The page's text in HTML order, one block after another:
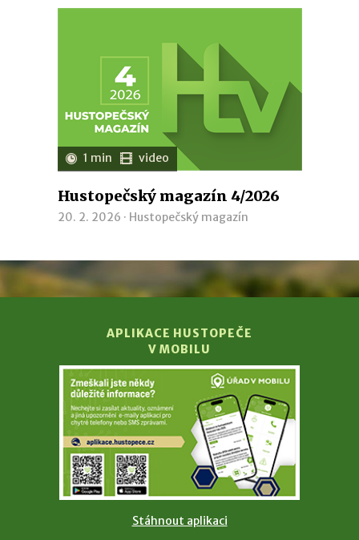
1 min video
Hustopečský magazín 4/2026
20. 2. 2026 · Hustopečský magazín
APLIKACE HUSTOPEČE
V MOBILU
Stáhnout aplikaci